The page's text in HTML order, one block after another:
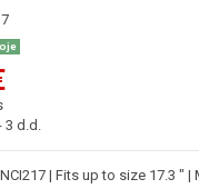
d.d.
| Fits up to size 17.3 "